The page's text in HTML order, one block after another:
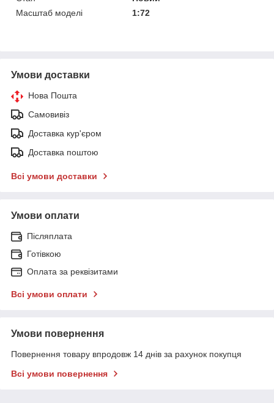
Масштаб моделі
1:72
Умови доставки
Нова Пошта
Самовивіз
Доставка кур'єром
Доставка поштою
Всі умови доставки
Умови оплати
Післяплата
Готівкою
Оплата за реквізитами
Всі умови оплати
Умови повернення
Повернення товару впродовж 14 днів за рахунок покупця
Всі умови повернення